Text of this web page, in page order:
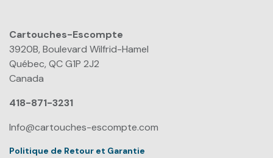
Cartouches-Escompte
3920B, Boulevard Wilfrid-Hamel
Québec, QC G1P 2J2
Canada
418-871-3231
Info@cartouches-escompte.com
Politique de Retour et Garantie